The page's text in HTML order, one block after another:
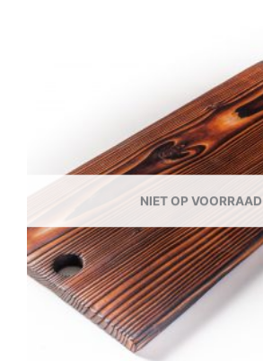
NIET OP VOORRAAD